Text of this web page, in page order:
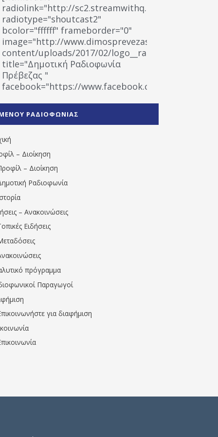
radiolink="http://sc2.streamwithq.com:8028/
radiotype="shoutcast2"
bcolor="ffffff" frameborder="0"
image="http://www.dimosprevezas.gr/wp-
content/uploads/2017/02/logo__radiofonias.jpg"
title="Δημοτική Ραδιοφωνία
Πρέβεζας "
facebook="https://www.facebook.com/
1531194763766854/" artist="" ]
ΡΑΔΙΟΦΩΝΙΑΣ
– Διοίκηση
– Διοίκηση
Ραδιοφωνία
– Ανακοινώσεις
Ειδήσεις
πρόγραμμα
Παραγωγοί
για διαφήμιση